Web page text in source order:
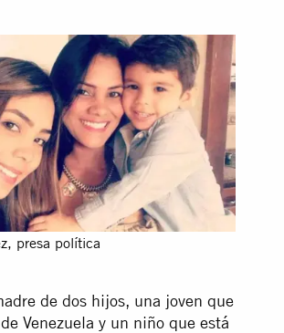
presa política
de dos hijos, una joven que
Venezuela y un niño que está